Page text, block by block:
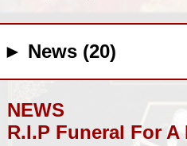
► News (20)
NEWS
R.I.P Funeral For A